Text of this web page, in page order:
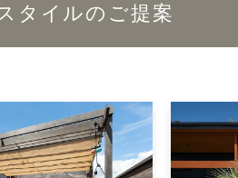
タイルのご提案